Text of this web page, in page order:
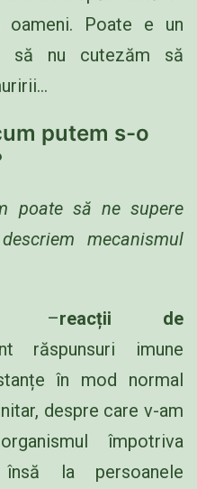
Poate e un
să nu cutezăm să
putem s-o
poate să ne supere
mecanismul
reacții de
răspunsuri imune
în mod normal
despre care v-am
împotriva
însă la persoanele